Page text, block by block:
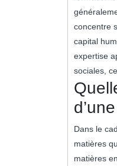
concentre
capital
expertise
sociales,
Dans le
matières
matières